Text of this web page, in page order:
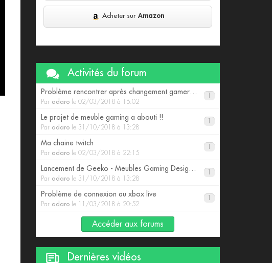
Acheter sur Amazon
Activités du forum
Par adaro le 02/03/2018 à 15:02
Le projet de meuble gaming a abouti !!
Par adaro le 31/10/2018 à 13:28
Ma chaine twitch
Par adaro le 02/03/2018 à 22:15
Par adaro le 31/10/2018 à 13:28
Problème de connexion au xbox live
Par adaro le 11/03/2018 à 20:52
Accéder aux forums
Dernières vidéos